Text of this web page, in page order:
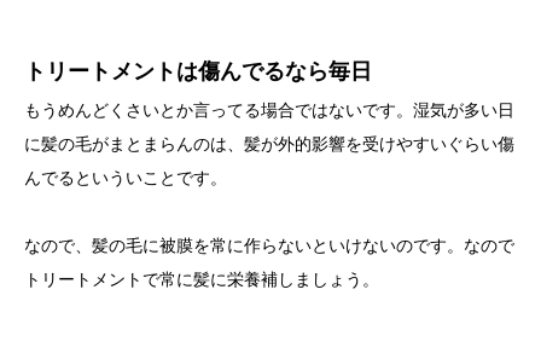
トリートメントは傷んでるなら毎日
もうめんどくさいとか言ってる場合ではないです。湿気が多い日
に髪の毛がまとまらんのは、髪が外的影響を受けやすいぐらい傷
んでるといういことです。
なので、髪の毛に被膜を常に作らないといけないのです。なので
トリートメントで常に髪に栄養補しましょう。